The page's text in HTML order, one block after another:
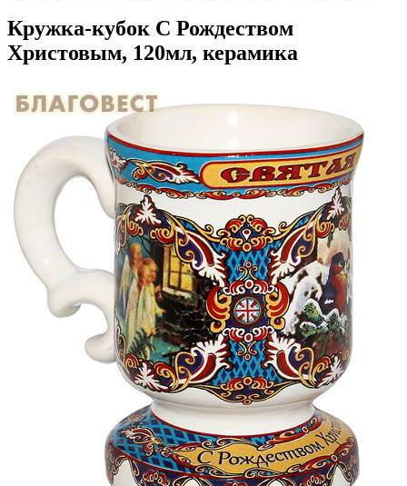
Кружка-кубок С Рождеством
Христовым, 120мл, керамика